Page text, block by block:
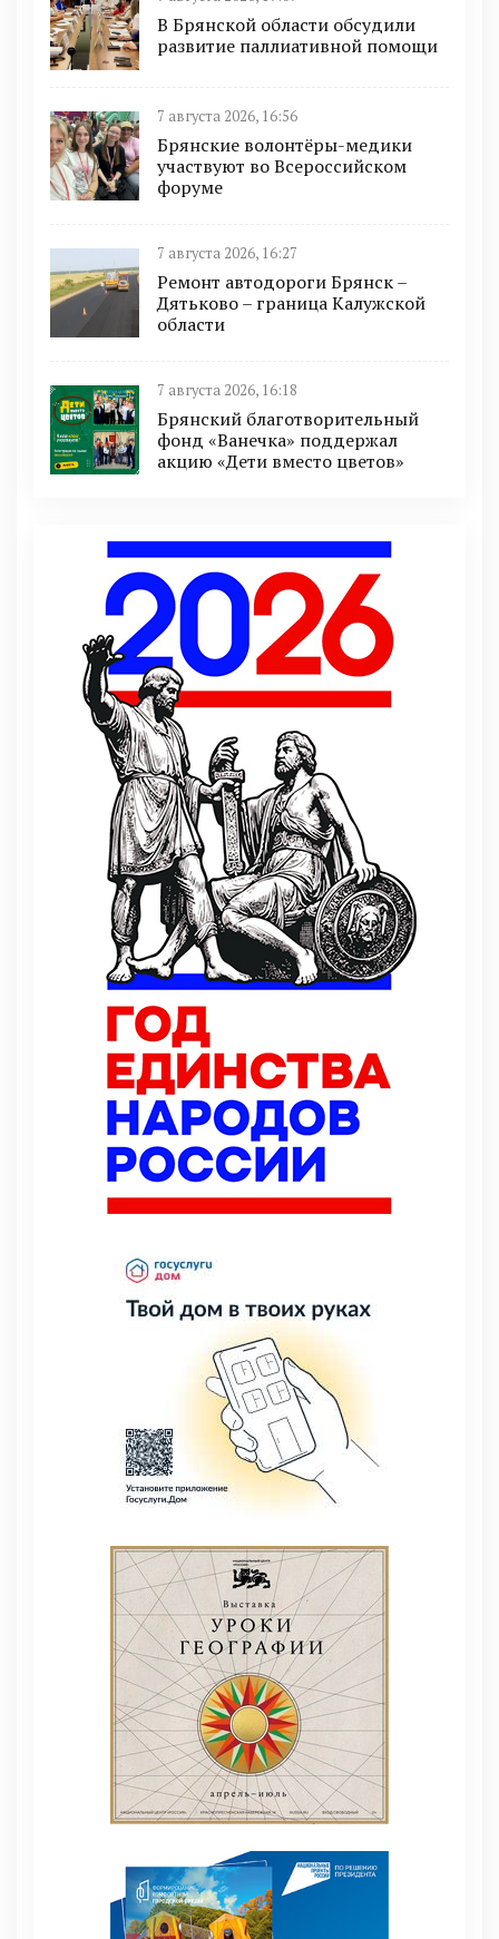
В Брянской области обсудили
развитие паллиативной помощи
7 августа 2026, 16:56
Брянские волонтёры-медики
участвуют во Всероссийском
форуме
7 августа 2026, 16:27
Ремонт автодороги Брянск –
Дятьково – граница Калужской
области
7 августа 2026, 16:18
Брянский благотворительный
фонд «Ванечка» поддержал
акцию «Дети вместо цветов»